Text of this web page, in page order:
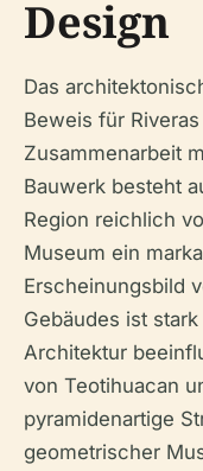
Design
Das
Beweis für
Zusammenarbeit
Bauwerk besteht
Region reichlich
Museum ein
Erscheinungsbild
Gebäudes ist
Architektur
von Teotihuacan
pyramidenartige
geometrischer